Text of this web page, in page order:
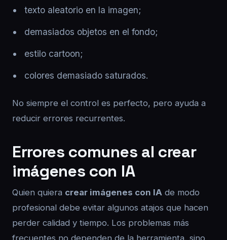
texto aleatorio en la imagen;
demasiados objetos en el fondo;
estilo cartoon;
colores demasiado saturados.
No siempre el control es perfecto, pero ayuda a
reducir errores recurrentes.
Errores comunes al crear
imágenes con IA
Quien quiera crear imágenes con IA de modo
profesional debe evitar algunos atajos que hacen
perder calidad y tiempo. Los problemas más
frecuentes no dependen de la herramienta, sino